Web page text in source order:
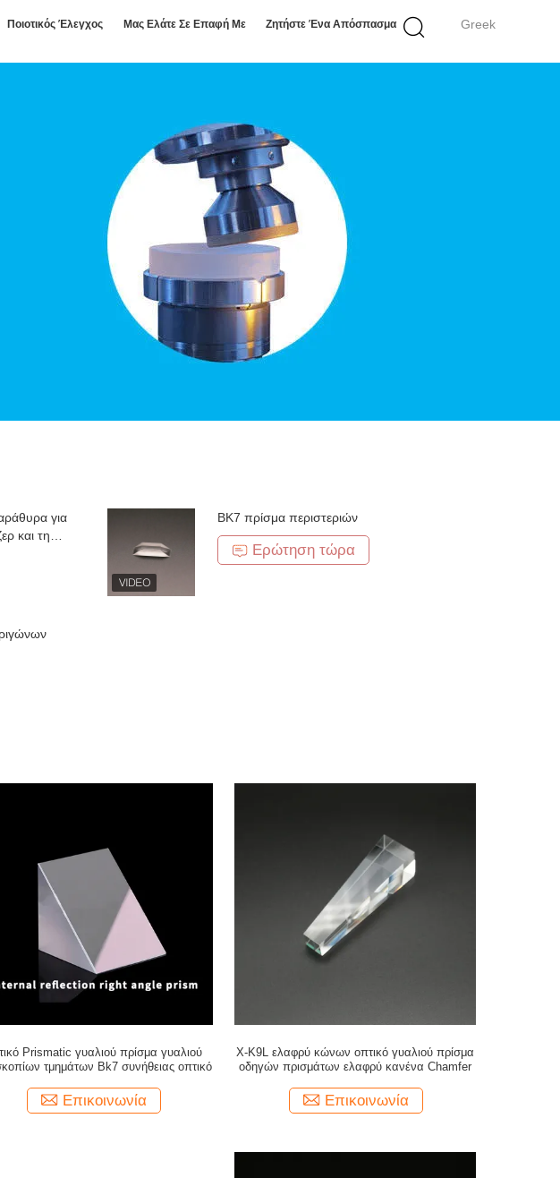
Greek
Ποιοτικός Έλεγχος Μας Ελάτε Σε Επαφή Με Ζητήστε Ένα Απόσπασμα
για
και την
BK7 πρίσμα περιστεριών
Ερώτηση τώρα
Prismatic γυαλιού πρίσμα γυαλιού
τμημάτων Bk7 συνήθειας οπτικό
Επικοινωνία
Χ-K9L ελαφρύ κώνων οπτικό γυαλιού πρίσμα
οδηγών πρισμάτων ελαφρύ κανένα Chamfer
Επικοινωνία